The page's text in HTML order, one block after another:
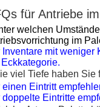
für Antriebe
welchen
im
Inventare mit weniger
viel Tiefe haben Sie
einen Eintritt
doppelte Eintritte